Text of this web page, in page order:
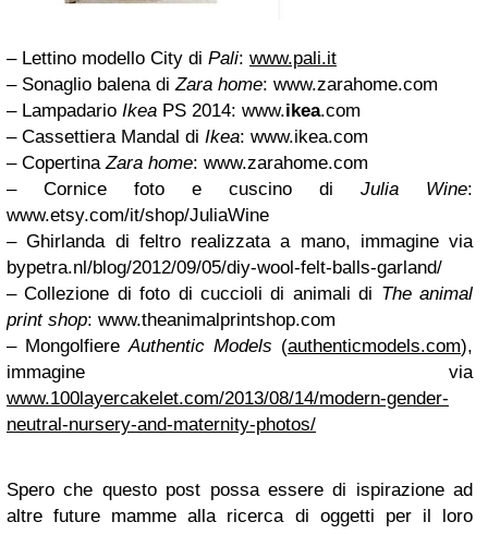
– Lettino modello City di Pali: www.pali.it
– Sonaglio balena di Zara home: www.zarahome.com
– Lampadario Ikea PS 2014: www.ikea.com
– Cassettiera Mandal di Ikea: www.ikea.com
– Copertina Zara home: www.zarahome.com
– Cornice foto e cuscino di Julia Wine:
www.etsy.com/it/shop/JuliaWine
– Ghirlanda di feltro realizzata a mano, immagine via
bypetra.nl/blog/2012/09/05/diy-wool-felt-balls-garland/
– Collezione di foto di cuccioli di animali di The animal
print shop: www.theanimalprintshop.com
– Mongolfiere Authentic Models (authenticmodels.com),
immagine via
www.100layercakelet.com/2013/08/14/modern-gender-
neutral-nursery-and-maternity-photos/
Spero che questo post possa essere di ispirazione ad
altre future mamme alla ricerca di oggetti per il loro